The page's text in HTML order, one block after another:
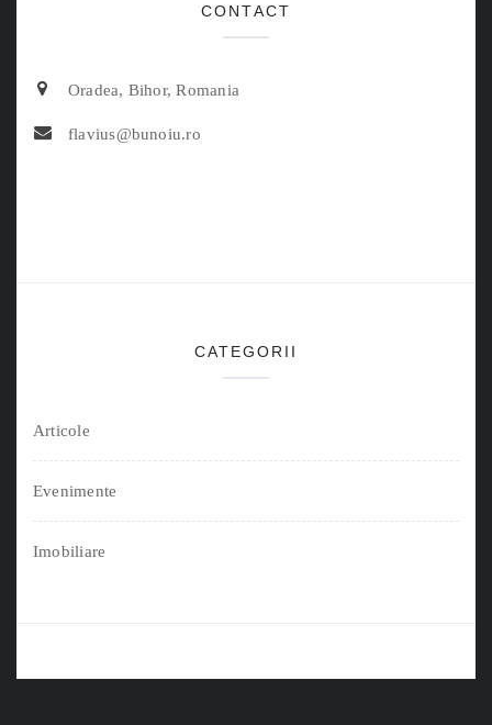
CONTACT
Oradea, Bihor, Romania
flavius@bunoiu.ro
CATEGORII
Articole
Evenimente
Imobiliare